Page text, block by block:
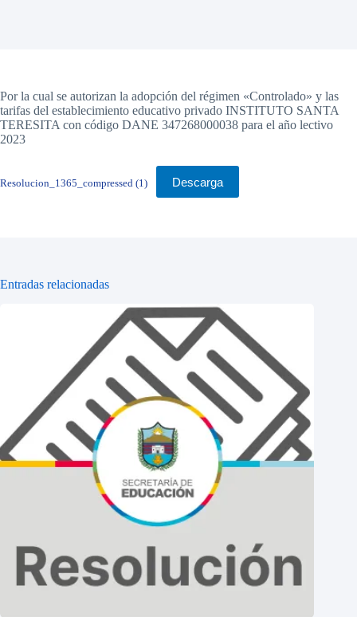
Por la cual se autorizan la adopción del régimen «Controlado» y las
tarifas del establecimiento educativo privado INSTITUTO SANTA
TERESITA con código DANE 347268000038 para el año lectivo
2023
Resolucion_1365_compressed (1) Descarga
Entradas relacionadas